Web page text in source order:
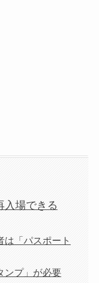
入場できる
は「パスポート
ンプ」が必要